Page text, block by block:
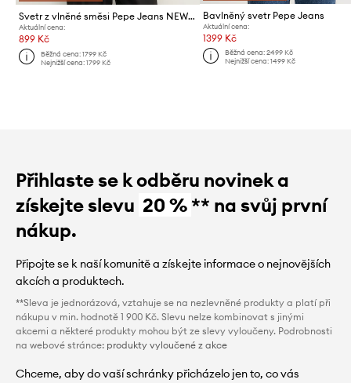
Svetr z vlněné směsi Pepe Jeans NEW ANDRE TURTLE NECK
Aktuální cena:
899 Kč
Běžná cena:1799 Kč
Nejnižší cena:1799 Kč
Bavlněný svetr Pepe Jeans
Aktuální cena:
1399 Kč
Běžná cena: 2499 Kč
Nejnižší cena: 1499 Kč
Přihlaste se k odběru novinek a
získejte slevu 20 %** na svůj první
nákup.
Připojte se k naší komunitě a získejte informace o nejnovějších
akcích a produktech.
**Sleva je jednorázová, vztahuje se na nezlevněné produkty a platí při
nákupu v min. hodnotě 1 900 Kč. Slevu nelze kombinovat s jinými
akcemi a některé produkty mohou být ze slevy vyloučeny. Podrobnosti
na webové stránce: produkty vyloučené z akce
Chceme, aby do vaší schránky přicházelo jen to, co vás